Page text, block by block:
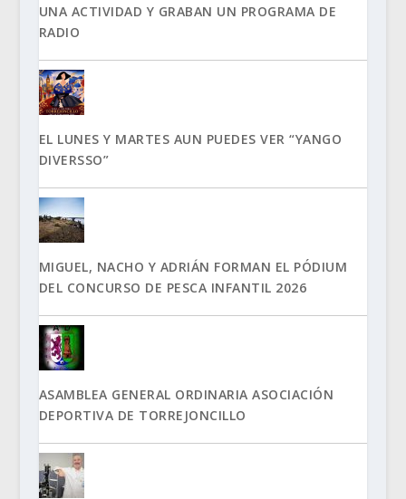
UNA ACTIVIDAD Y GRABAN UN PROGRAMA DE
RADIO
EL LUNES Y MARTES AUN PUEDES VER “YANGO
DIVERSSO”
MIGUEL, NACHO Y ADRIÁN FORMAN EL PÓDIUM
DEL CONCURSO DE PESCA INFANTIL 2026
ASAMBLEA GENERAL ORDINARIA ASOCIACIÓN
DEPORTIVA DE TORREJONCILLO